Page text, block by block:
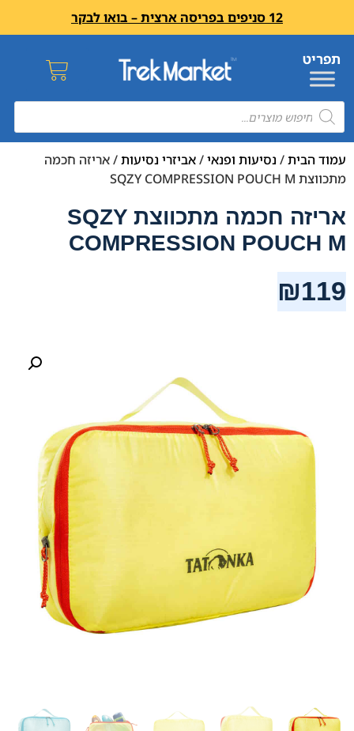
12 סניפים בפריסה ארצית – בואו לבקר
עמוד הבית/ נסיעות ופנאי/אביזרי נסיעות/ אריזה חכמה
מתכווצת SQZY COMPRESSION POUCH M
אריזה חכמה מתכווצת SQZY
COMPRESSION POUCH M
₪119